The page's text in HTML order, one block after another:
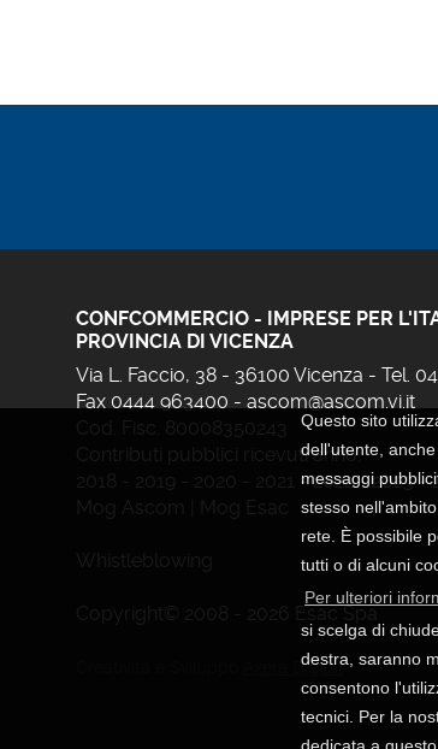
Questo sito
dell'utente,
messaggi
stesso
rete. È possibile
tutti o di alcuni
Per ulteriori
si scelga di
destra, saranno
consentono
tecnici. Per la
dedicata a
CONFCOMMERCIO - IMPRESE PER
PROVINCIA DI VICENZA
Via L. Faccio, 38 - 36100 Vicenza - Tel.
Fax 0444 963400 - ascom@ascom.vi.it
Contributi pubblici ricevuti anno:
-2022-2023-
Axera Digital